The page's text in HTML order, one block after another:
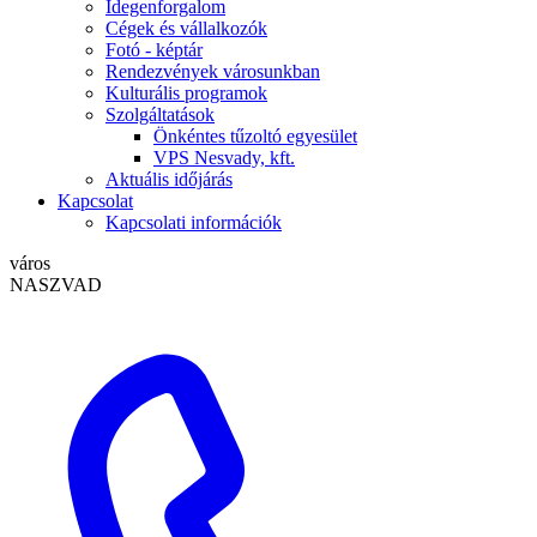
Idegenforgalom
Cégek és vállalkozók
Fotó - képtár
Rendezvények városunkban
Kulturális programok
Szolgáltatások
Önkéntes tűzoltó egyesület
VPS Nesvady, kft.
Aktuális időjárás
Kapcsolat
Kapcsolati információk
város
NASZVAD